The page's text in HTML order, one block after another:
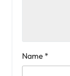
Name *